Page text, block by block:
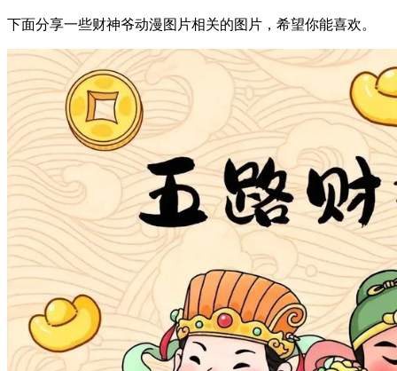
下面分享一些财神爷动漫图片相关的图片，希望你能喜欢。